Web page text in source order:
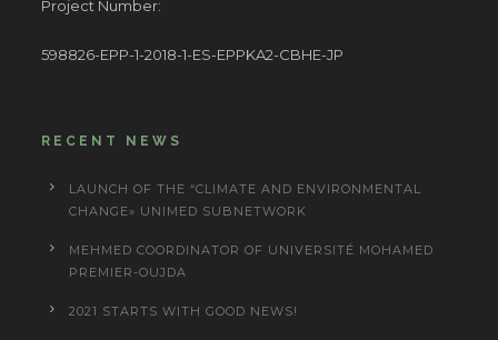
Project Number:
598826-EPP-1-2018-1-ES-EPPKA2-CBHE-JP
RECENT NEWS
LAUNCH OF THE “CLIMATE AND ENVIRONMENTAL
CHANGE» UNIMED SUBNETWORK
MEHMED COORDINATOR OF UNIVERSITÉ MOHAMED
PREMIER-OUJDA
2021 STARTS WITH GOOD NEWS!